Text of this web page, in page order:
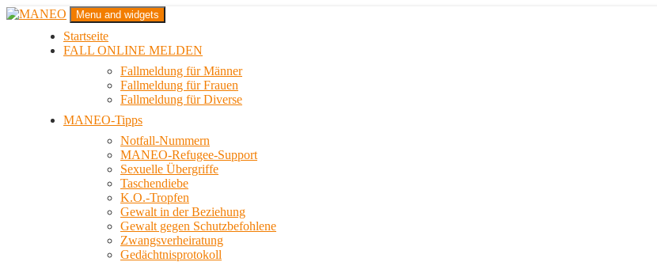
Zum
MANEO
Das schwule Anti-Gewalt-Projekt in Berlin
Menu and widgets
Startseite
FALL ONLINE MELDEN
Fallmeldung für Männer
Fallmeldung für Frauen
Fallmeldung für Diverse
MANEO-Tipps
Notfall-Nummern
MANEO-Refugee-Support
Sexuelle Übergriffe
Taschendiebe
K.O.-Tropfen
Gewalt in der Beziehung
Gewalt gegen Schutzbefohlene
Zwangsverheiratung
Gedächtnisprotokoll